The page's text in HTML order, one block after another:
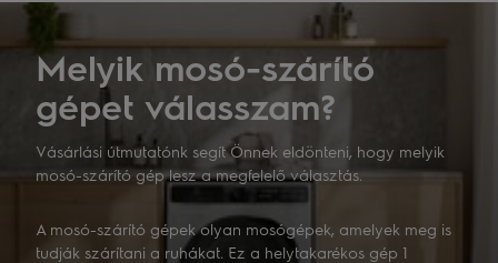
Melyik mosó-szárító
gépet válasszam?
Vásárlási útmutatónk segít Önnek eldönteni, hogy melyik
mosó-szárító gép lesz a megfelelő választás.
A mosó-szárító gépek olyan mosógépek, amelyek meg is
tudják szárítani a ruhákat. Ez a helytakarékos gép 1